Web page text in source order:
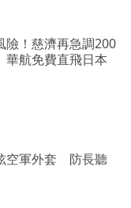
險！慈濟再急調200
航免費直飛日本
空軍外套 防長聽